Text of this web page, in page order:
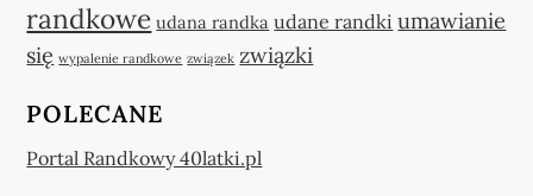
randkowe udana randka udane randki umawianie
się wypalenie randkowe związek związki
POLECANE
Portal Randkowy 40latki.pl